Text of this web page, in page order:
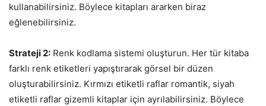
kullanabilirsiniz. Böylece kitapları ararken biraz
eğlenebilirsiniz.
Strateji 2: Renk kodlama sistemi oluşturun. Her tür kitaba
farklı renk etiketleri yapıştırarak görsel bir düzen
oluşturabilirsiniz. Kırmızı etiketli raflar romantik, siyah
etiketli raflar gizemli kitaplar için ayrılabilirsiniz. Böylece